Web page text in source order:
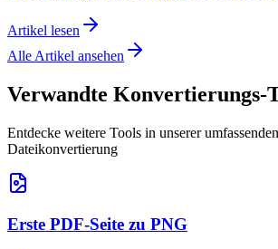
Artikel lesen
Alle Artikel ansehen
Verwandte Konvertierungs-
Entdecke weitere Tools in unserer
Dateikonvertierung
Erste PDF-Seite zu PNG